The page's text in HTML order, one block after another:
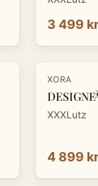
3 499 kr
-30%
XORA
XXXLutz
4 899 kr